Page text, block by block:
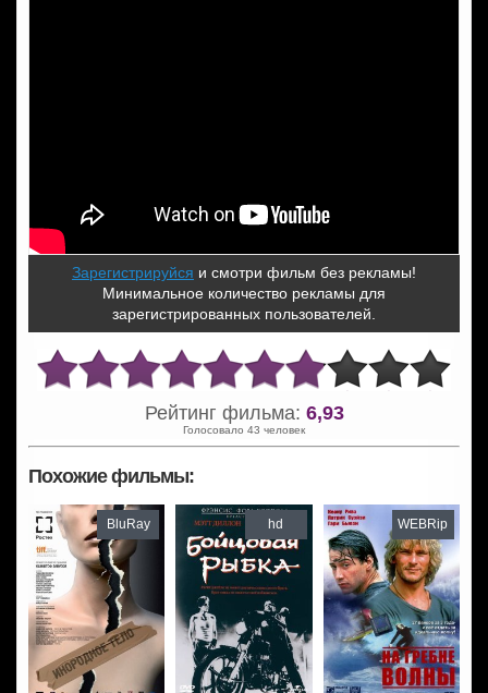
Зарегистрируйся и смотри фильм без рекламы!
Минимальное количество рекламы для
зарегистрированных пользователей.
Рейтинг фильма: 6,93
Голосовало 43 человек
Похожие фильмы:
BluRay hd WEBRip